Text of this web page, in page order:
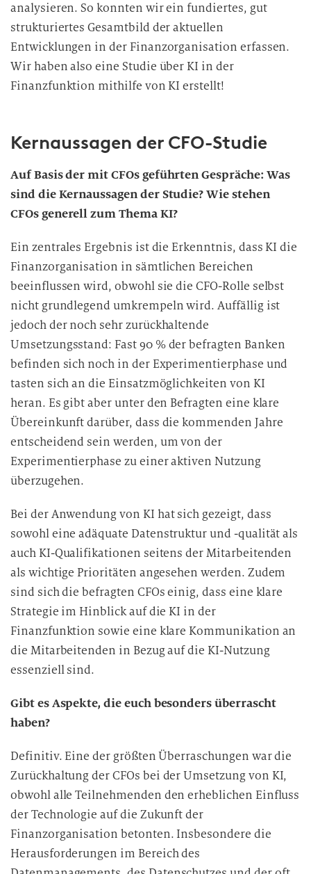
analysieren. So konnten wir ein fundiertes, gut
strukturiertes Gesamtbild der aktuellen
Entwicklungen in der Finanzorganisation erfassen.
Wir haben also eine Studie über KI in der
Finanzfunktion mithilfe von KI erstellt!
Kernaussagen der CFO-Studie
Auf Basis der mit CFOs geführten Gespräche: Was
sind die Kernaussagen der Studie? Wie stehen
CFOs generell zum Thema KI?
Ein zentrales Ergebnis ist die Erkenntnis, dass KI die
Finanzorganisation in sämtlichen Bereichen
beeinflussen wird, obwohl sie die CFO-Rolle selbst
nicht grundlegend umkrempeln wird. Auffällig ist
jedoch der noch sehr zurückhaltende
Umsetzungsstand: Fast 90 % der befragten Banken
befinden sich noch in der Experimentierphase und
tasten sich an die Einsatzmöglichkeiten von KI
heran. Es gibt aber unter den Befragten eine klare
Übereinkunft darüber, dass die kommenden Jahre
entscheidend sein werden, um von der
Experimentierphase zu einer aktiven Nutzung
überzugehen.
Bei der Anwendung von KI hat sich gezeigt, dass
sowohl eine adäquate Datenstruktur und -qualität als
auch KI-Qualifikationen seitens der Mitarbeitenden
als wichtige Prioritäten angesehen werden. Zudem
sind sich die befragten CFOs einig, dass eine klare
Strategie im Hinblick auf die KI in der
Finanzfunktion sowie eine klare Kommunikation an
die Mitarbeitenden in Bezug auf die KI-Nutzung
essenziell sind.
Gibt es Aspekte, die euch besonders überrascht
haben?
Definitiv. Eine der größten Überraschungen war die
Zurückhaltung der CFOs bei der Umsetzung von KI,
obwohl alle Teilnehmenden den erheblichen Einfluss
der Technologie auf die Zukunft der
Finanzorganisation betonten. Insbesondere die
Herausforderungen im Bereich des